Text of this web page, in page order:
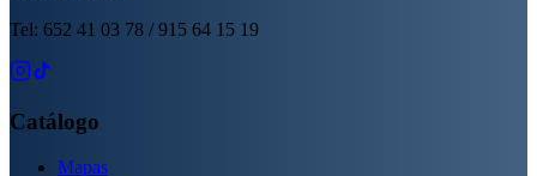
Tel: 652 41 03 78 / 915 64 15 19
Catálogo
Mapas